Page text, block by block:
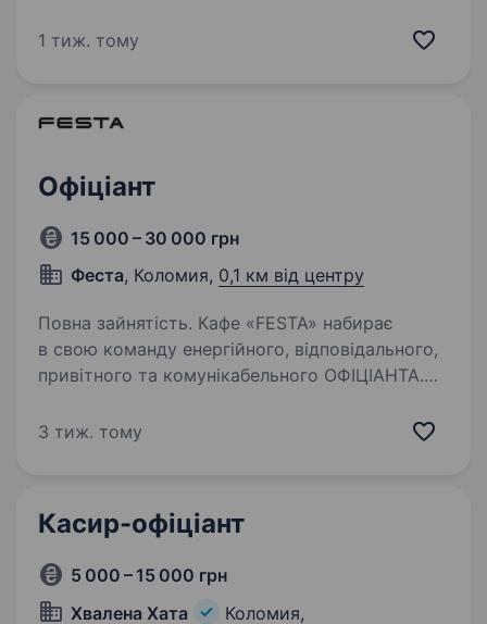
де кожен може смачно й затишно відпочити.
1 тиж. тому
Офіціант
15 000 – 30 000 грн
Феста, Коломия, 0,1 км від центру
Повна зайнятість. Кафе «FESTA» набирає
в свою команду енергійного, відповідального,
привітного та комунікабельного ОФІЦІАНТА.
телефонуйте +38 (098) 943 10 03 Обов’язки:
3 тиж. тому
Касир-офіціант
5 000 – 15 000 грн
Хвалена Хата
Коломия,